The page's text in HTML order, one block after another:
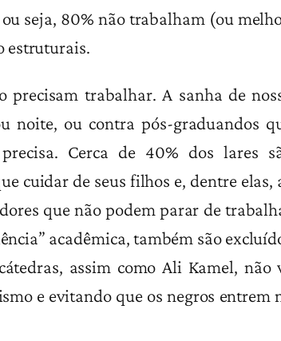
seja, 80% não trabalham (ou
estruturais.
precisam trabalhar. A sanha de
noite, ou contra pós-graduandos
Cerca de 40% dos lares
cuidar de seus filhos e, dentre elas,
que não podem parar de
acadêmica, também são
assim como Ali Kamel, não
e evitando que os negros entrem